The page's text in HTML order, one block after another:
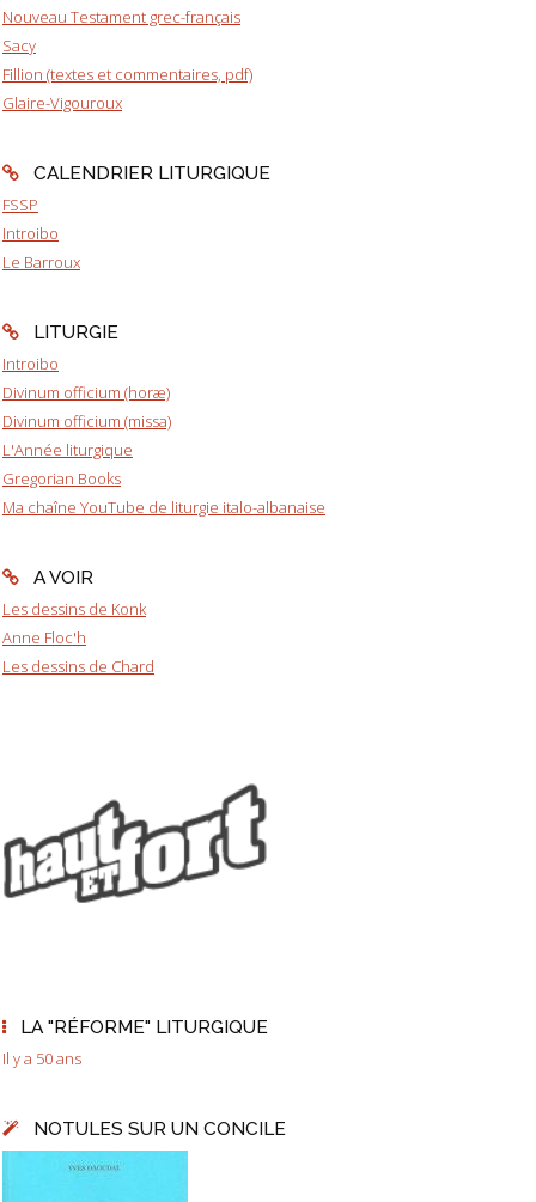
Nouveau Testament grec-français
Sacy
Fillion (textes et commentaires, pdf)
Glaire-Vigouroux
CALENDRIER LITURGIQUE
FSSP
Introibo
Le Barroux
LITURGIE
Introibo
Divinum officium (horæ)
Divinum officium (missa)
L'Année liturgique
Gregorian Books
Ma chaîne YouTube de liturgie italo-albanaise
A VOIR
Les dessins de Konk
Anne Floc'h
Les dessins de Chard
LA "RÉFORME" LITURGIQUE
Il y a 50 ans
NOTULES SUR UN CONCILE